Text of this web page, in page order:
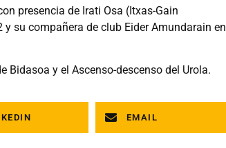
presencia de Irati Osa (Itxas-Gain
su compañera de club Eider Amundarain en
Bidasoa y el Ascenso-descenso del Urola.
EMAIL